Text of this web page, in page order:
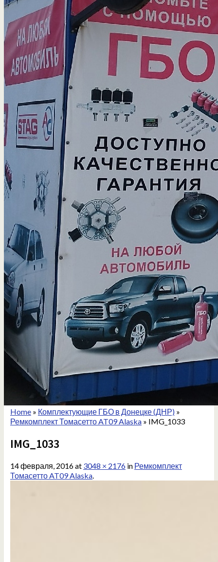
Home» Комплектующие ГБО в Донецке (ДНР)»
Ремкомплект Томасетто AT09 Alaska» IMG_1033
IMG_1033
14 февраля, 2016at 3048 × 2176in Ремкомплект
Томасетто AT09 Alaska.